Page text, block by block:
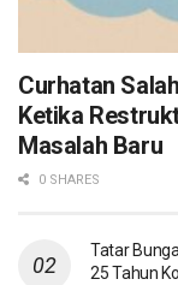
Curhatan
Ketika
Masalah Baru
0 SHARES
Tatar
25 Tahun